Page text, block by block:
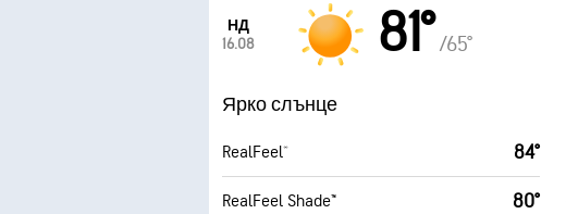
НД
16.08
81° /65°
Ярко слънце
RealFeel® 84°
RealFeel Shade™ 80°